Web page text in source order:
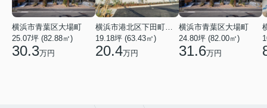
横浜市青葉区大場町
25.07坪 (82.88㎡)
30.3万円
19.18坪 (63.43㎡)
20.4万円
横浜市青葉区大場町
24.80坪 (82.00㎡)
31.6万円